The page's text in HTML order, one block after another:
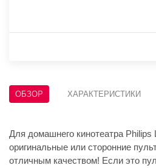
ОБЗОР ХАРАКТЕРИСТИКИ
Для домашнего кинотеатра
оригинальные или сторонние
отличным качеством! Если это